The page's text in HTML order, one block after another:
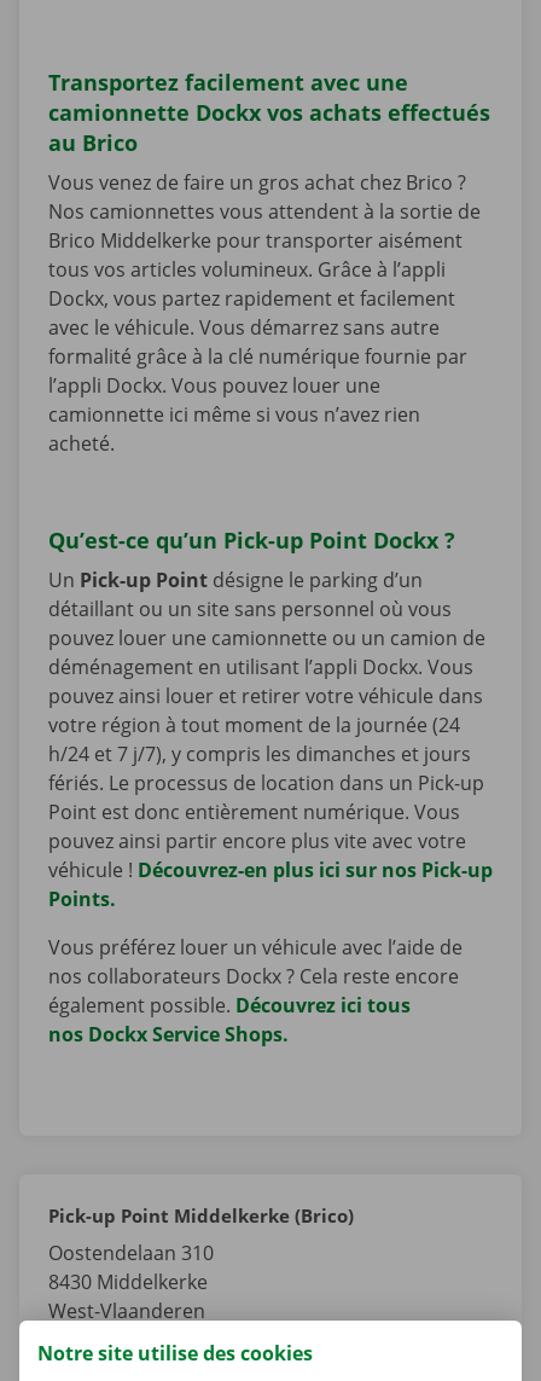
Transportez facilement avec une
camionnette Dockx vos achats effectués
au Brico
Vous venez de faire un gros achat chez Brico ?
Nos camionnettes vous attendent à la sortie de
Brico Middelkerke pour transporter aisément
tous vos articles volumineux. Grâce à l’appli
Dockx, vous partez rapidement et facilement
avec le véhicule. Vous démarrez sans autre
formalité grâce à la clé numérique fournie par
l’appli Dockx. Vous pouvez louer une
camionnette ici même si vous n’avez rien
acheté.
Qu’est-ce qu’un Pick-up Point Dockx ?
Un Pick-up Point désigne le parking d’un
détaillant ou un site sans personnel où vous
pouvez louer une camionnette ou un camion de
déménagement en utilisant l’appli Dockx. Vous
pouvez ainsi louer et retirer votre véhicule dans
votre région à tout moment de la journée (24
h/24 et 7 j/7), y compris les dimanches et jours
fériés. Le processus de location dans un Pick-up
Point est donc entièrement numérique. Vous
pouvez ainsi partir encore plus vite avec votre
véhicule ! Découvrez-en plus ici sur nos Pick-up
Points.
Vous préférez louer un véhicule avec l’aide de
nos collaborateurs Dockx ? Cela reste encore
également possible. Découvrez ici tous
nos Dockx Service Shops.
Pick-up Point Middelkerke (Brico)
Oostendelaan 310
8430 Middelkerke
West-Vlaanderen
Belgique
Notre site utilise des cookies